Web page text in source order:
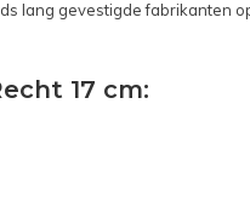
lang gevestigde fabrikanten
17 cm: